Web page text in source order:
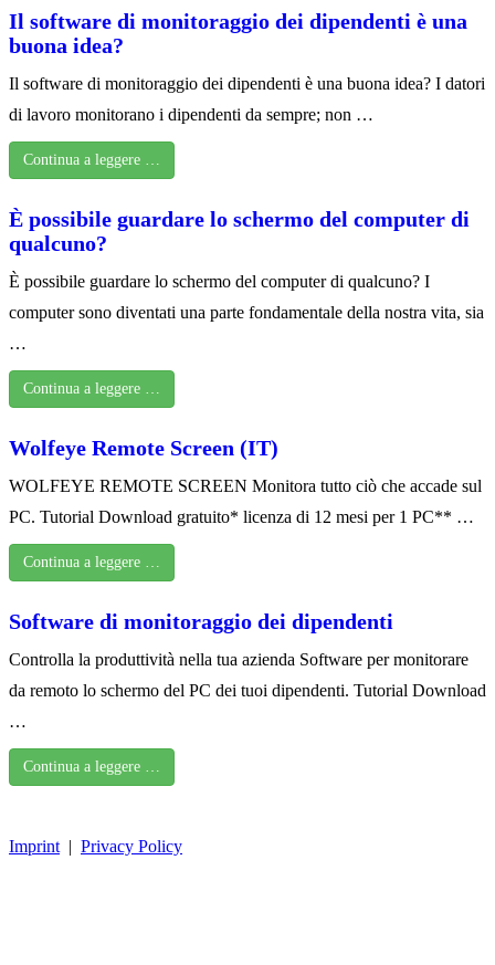
Il software di monitoraggio dei dipendenti è una
buona idea?
Il software di monitoraggio dei dipendenti è una buona idea? I datori
di lavoro monitorano i dipendenti da sempre; non …
Continua a leggere …
È possibile guardare lo schermo del computer di
qualcuno?
È possibile guardare lo schermo del computer di qualcuno? I
computer sono diventati una parte fondamentale della nostra vita, sia
…
Continua a leggere …
Wolfeye Remote Screen (IT)
WOLFEYE REMOTE SCREEN Monitora tutto ciò che accade sul
PC. Tutorial Download gratuito* licenza di 12 mesi per 1 PC** …
Continua a leggere …
Software di monitoraggio dei dipendenti
Controlla la produttività nella tua azienda Software per monitorare
da remoto lo schermo del PC dei tuoi dipendenti. Tutorial Download
…
Continua a leggere …
Imprint | Privacy Policy